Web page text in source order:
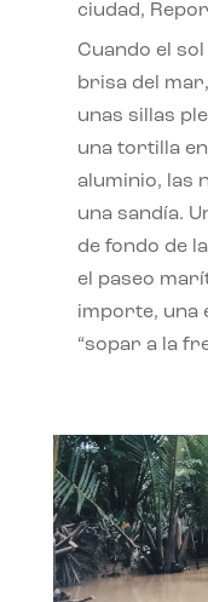
ciudad,
Cuando el
brisa del
unas sillas
una tortilla
aluminio, las
una sandía.
de fondo de
el paseo
importe, una
“sopar a la